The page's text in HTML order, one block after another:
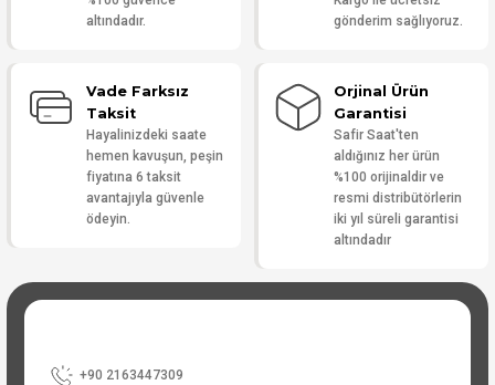
altındadır.
gönderim sağlıyoruz.
Vade Farksız
Taksit
Hayalinizdeki saate
hemen kavuşun, peşin
fiyatına 6 taksit
avantajıyla güvenle
ödeyin.
Orjinal Ürün
Garantisi
Safir Saat'ten
aldığınız her ürün
%100 orijinaldir ve
resmi distribütörlerin
iki yıl süreli garantisi
altındadır
+90 2163447309